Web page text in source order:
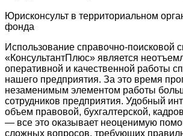
Юрисконсульт в территориальном
фонда
Использование справочно-поисковой
«КонсультантПлюс» является
оперативной и качественной работы
нашего предприятия. За это время
незаменимым элементом работы
сотрудников предприятия. Удобный
объем правовой, бухгалтерской,
— все это оказывает неоценимую
сложных вопросов, требующих